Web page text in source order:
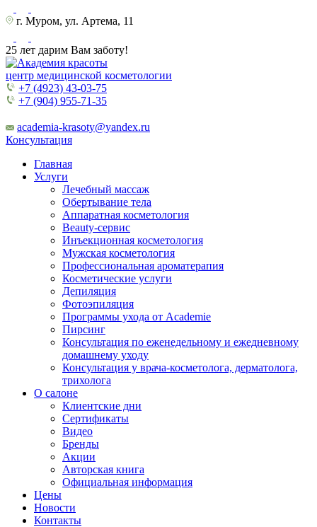
г. Муром, ул. Артема, 11
25 лет дарим Вам заботу!
центр медицинской косметологии
+7 (4923) 43-03-75
+7 (904) 955-71-35
academia-krasoty@yandex.ru
Консультация
Главная
Услуги
Лечебный массаж
Обертывание тела
Аппаратная косметология
Beauty-сервис
Инъекционная косметология
Мужская косметология
Профессиональная ароматерапия
Косметические услуги
Депиляция
Фотоэпиляция
Программы ухода от Academie
Пирсинг
Консультация по еженедельному и ежедневному
домашнему уходу
Консультация у врача-косметолога, дерматолога,
трихолога
О салоне
Клиентские дни
Сертификаты
Видео
Бренды
Акции
Авторская книга
Официальная информация
Цены
Новости
Контакты